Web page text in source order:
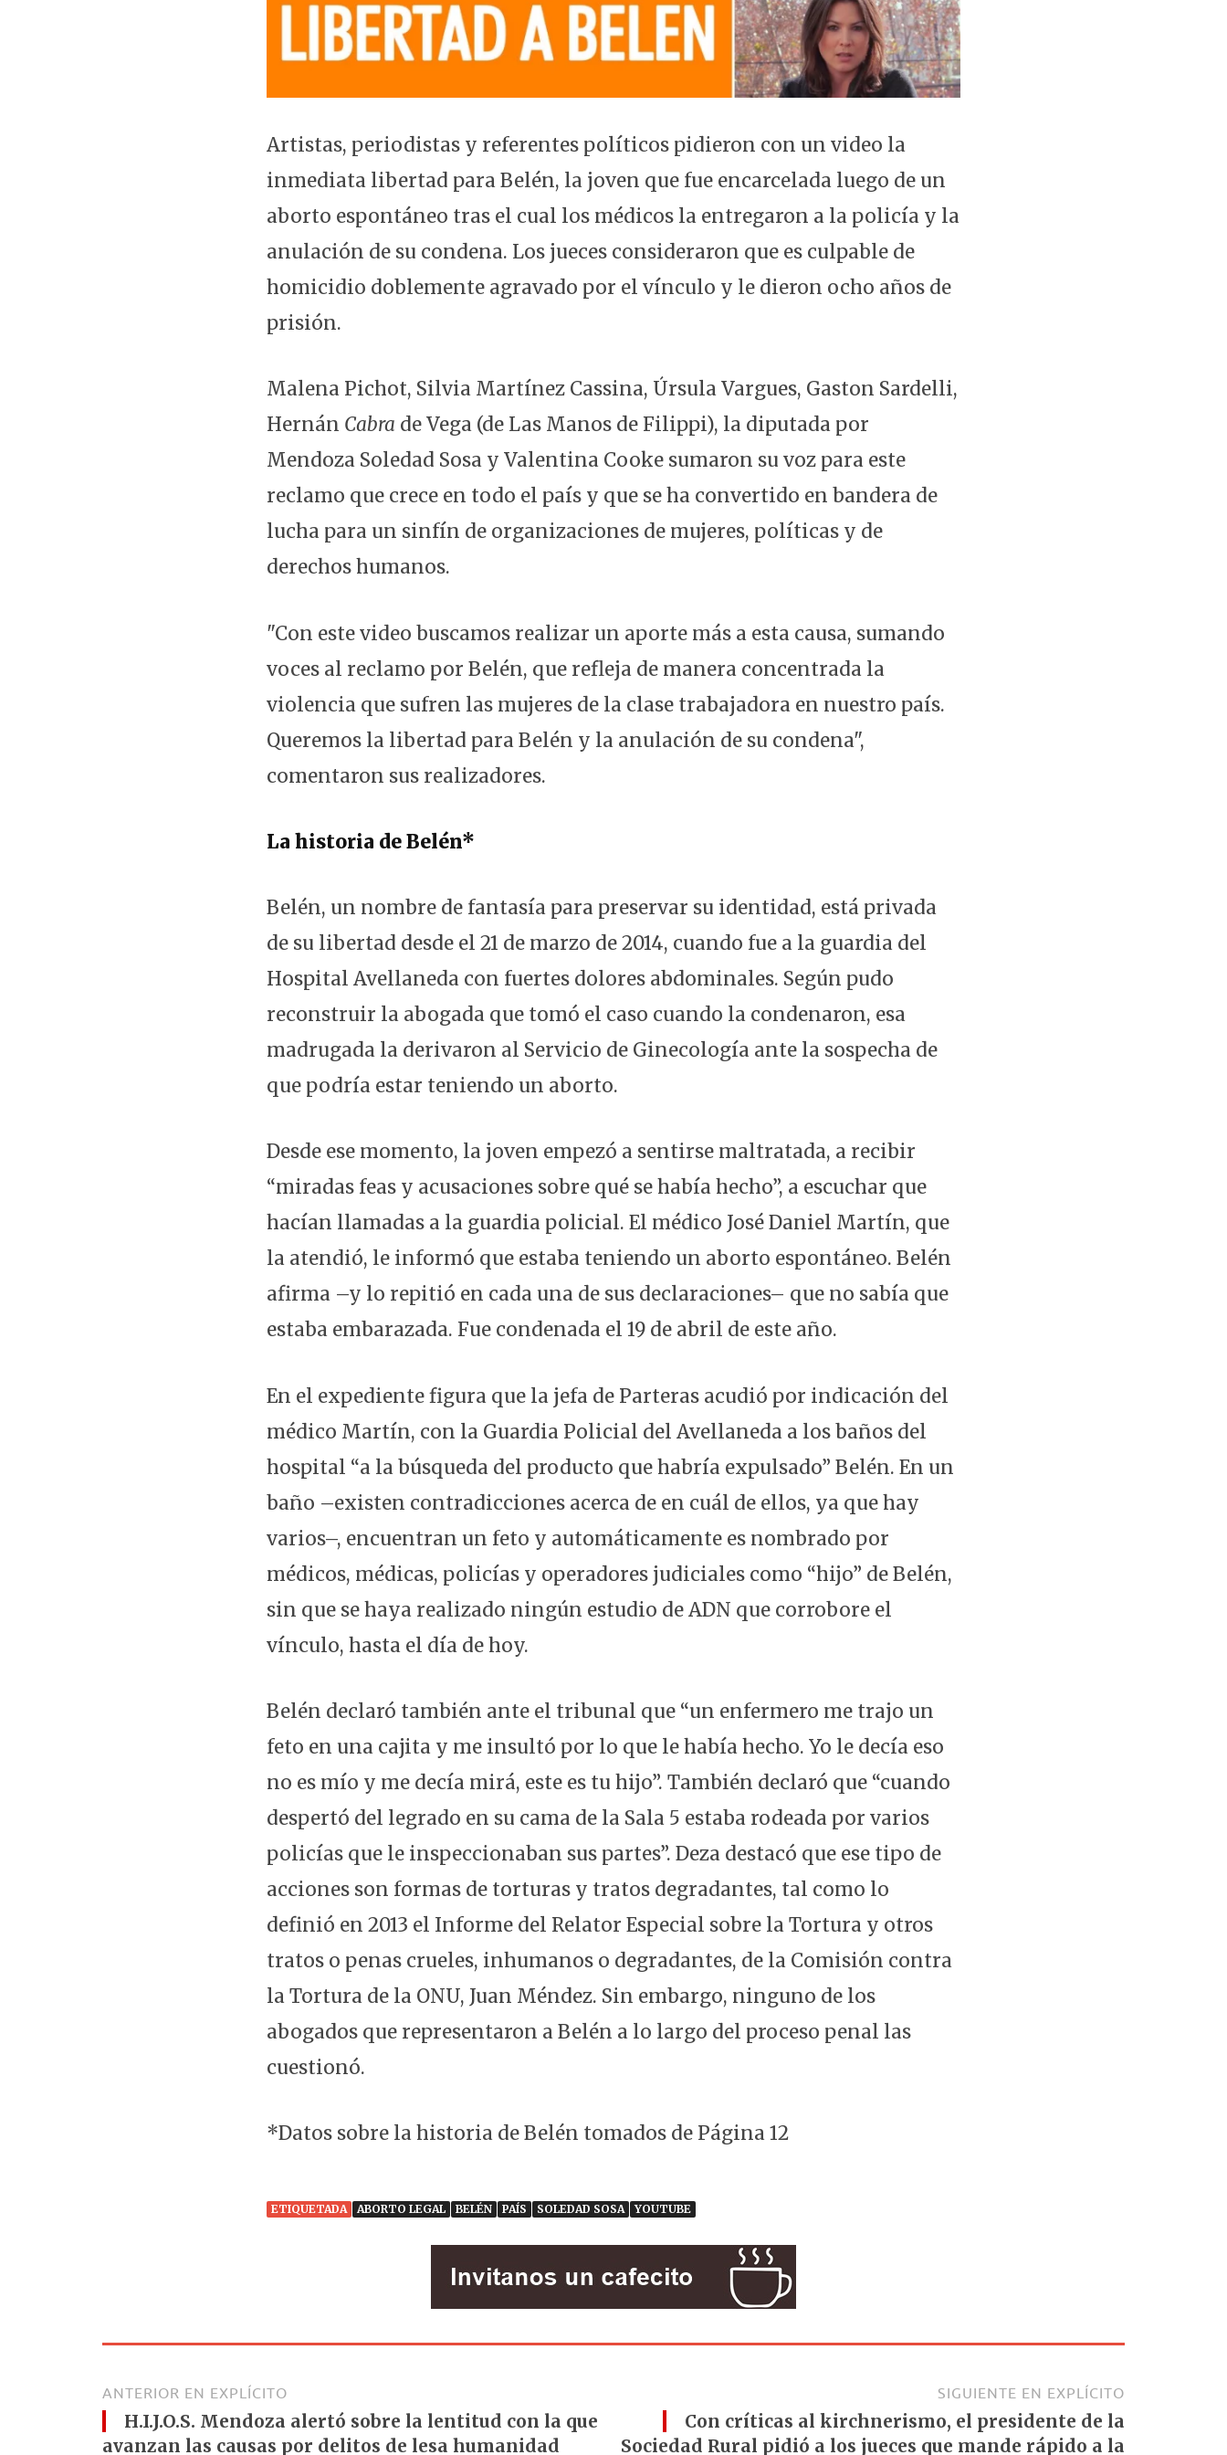
Artistas, periodistas y referentes políticos pidieron con un video la
inmediata libertad para Belén, la joven que fue encarcelada luego de un
aborto espontáneo tras el cual los médicos la entregaron a la policía y la
anulación de su condena. Los jueces consideraron que es culpable de
homicidio doblemente agravado por el vínculo y le dieron ocho años de
prisión.
Malena Pichot, Silvia Martínez Cassina, Úrsula Vargues, Gaston Sardelli,
Hernán Cabra de Vega (de Las Manos de Filippi), la diputada por
Mendoza Soledad Sosa y Valentina Cooke sumaron su voz para este
reclamo que crece en todo el país y que se ha convertido en bandera de
lucha para un sinfín de organizaciones de mujeres, políticas y de
derechos humanos.
"Con este video buscamos realizar un aporte más a esta causa, sumando
voces al reclamo por Belén, que refleja de manera concentrada la
violencia que sufren las mujeres de la clase trabajadora en nuestro país.
Queremos la libertad para Belén y la anulación de su condena",
comentaron sus realizadores.
La historia de Belén*
Belén, un nombre de fantasía para preservar su identidad, está privada
de su libertad desde el 21 de marzo de 2014, cuando fue a la guardia del
Hospital Avellaneda con fuertes dolores abdominales. Según pudo
reconstruir la abogada que tomó el caso cuando la condenaron, esa
madrugada la derivaron al Servicio de Ginecología ante la sospecha de
que podría estar teniendo un aborto.
Desde ese momento, la joven empezó a sentirse maltratada, a recibir
“miradas feas y acusaciones sobre qué se había hecho”, a escuchar que
hacían llamadas a la guardia policial. El médico José Daniel Martín, que
la atendió, le informó que estaba teniendo un aborto espontáneo. Belén
afirma –y lo repitió en cada una de sus declaraciones– que no sabía que
estaba embarazada. Fue condenada el 19 de abril de este año.
En el expediente figura que la jefa de Parteras acudió por indicación del
médico Martín, con la Guardia Policial del Avellaneda a los baños del
hospital “a la búsqueda del producto que habría expulsado” Belén. En un
baño –existen contradicciones acerca de en cuál de ellos, ya que hay
varios–, encuentran un feto y automáticamente es nombrado por
médicos, médicas, policías y operadores judiciales como “hijo” de Belén,
sin que se haya realizado ningún estudio de ADN que corrobore el
vínculo, hasta el día de hoy.
Belén declaró también ante el tribunal que “un enfermero me trajo un
feto en una cajita y me insultó por lo que le había hecho. Yo le decía eso
no es mío y me decía mirá, este es tu hijo”. También declaró que “cuando
despertó del legrado en su cama de la Sala 5 estaba rodeada por varios
policías que le inspeccionaban sus partes”. Deza destacó que ese tipo de
acciones son formas de torturas y tratos degradantes, tal como lo
definió en 2013 el Informe del Relator Especial sobre la Tortura y otros
tratos o penas crueles, inhumanos o degradantes, de la Comisión contra
la Tortura de la ONU, Juan Méndez. Sin embargo, ninguno de los
abogados que representaron a Belén a lo largo del proceso penal las
cuestionó.
*Datos sobre la historia de Belén tomados de Página 12
ETIQUETADA ABORTO LEGAL BELÉN PAÍS SOLEDAD SOSA YOUTUBE
ANTERIOR EN EXPLÍCITO
H.I.J.O.S. Mendoza alertó sobre la lentitud con la que
avanzan las causas por delitos de lesa humanidad
SIGUIENTE EN EXPLÍCITO
Con críticas al kirchnerismo, el presidente de la
Sociedad Rural pidió a los jueces que mande rápido a la